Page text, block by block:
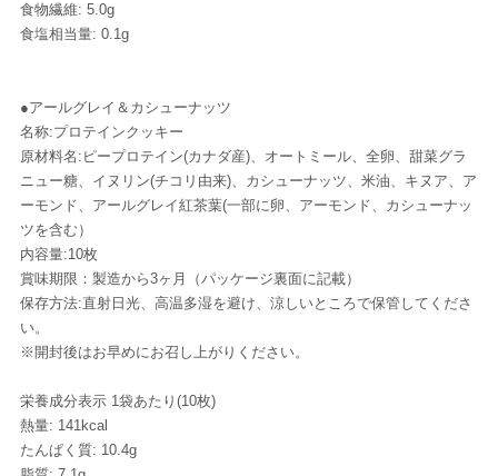
食物繊維: 5.0g
食塩相当量: 0.1g
●アールグレイ＆カシューナッツ
名称:プロテインクッキー
原材料名:ピープロテイン(カナダ産)、オートミール、全卵、甜菜グラ
ニュー糖、イヌリン(チコリ由来)、カシューナッツ、米油、キヌア、ア
ーモンド、アールグレイ紅茶葉(一部に卵、アーモンド、カシューナッ
ツを含む）
内容量:10枚
賞味期限：製造から3ヶ月（パッケージ裏面に記載）
保存方法:直射日光、高温多湿を避け、涼しいところで保管してくださ
い。
※開封後はお早めにお召し上がりください。
栄養成分表示 1袋あたり(10枚)
熱量: 141kcal
たんぱく質: 10.4g